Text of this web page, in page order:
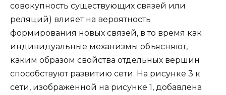
совокупность существующих связей или
реляций) влияет на вероятность
формирования новых связей, в то время как
индивидуальные механизмы объясняют,
каким образом свойства отдельных вершин
способствуют развитию сети. На рисунке 3 к
сети, изображенной на рисунке 1, добавлена